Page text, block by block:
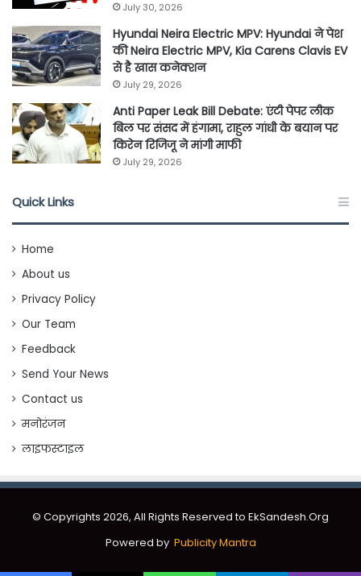
July 30, 2026
Hyundai Neira Electric MPV: Hyundai ने पेश
की Neira Electric MPV, Kia Carens Clavis EV
से है खास कनेक्शन
July 29, 2026
Anti Paper Leak Bill Debate: एंटी पेपर लीक
बिल पर संसद में हंगामा, राहुल गांधी के बयान पर
किरेन रिजिजू ने मांगी माफी
July 29, 2026
Quick Links
Home
About us
Privacy Policy
Our Team
Feedback
Send Your News
Contact us
मनोरंजन
लाइफस्टाइल
© Copyrights 2026, All Rights Reserved to EkSandesh.Org
Powered by Publicity Mantra